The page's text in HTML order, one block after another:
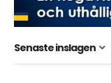
Senaste inslagen